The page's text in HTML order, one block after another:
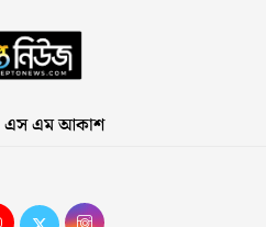
এস এম আকাশ